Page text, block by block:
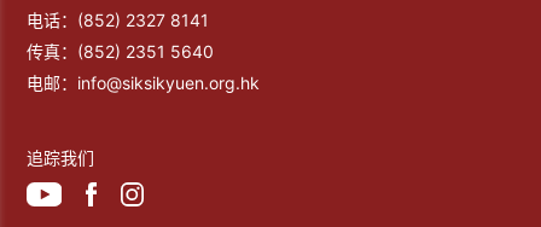
电话： (852) 2327 8141
传真： (852) 2351 5640
电邮： info@siksikyuen.org.hk
追踪我们